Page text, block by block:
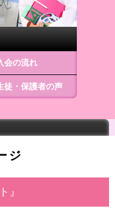
会の流れ
徒・保護者の声
ジ
』